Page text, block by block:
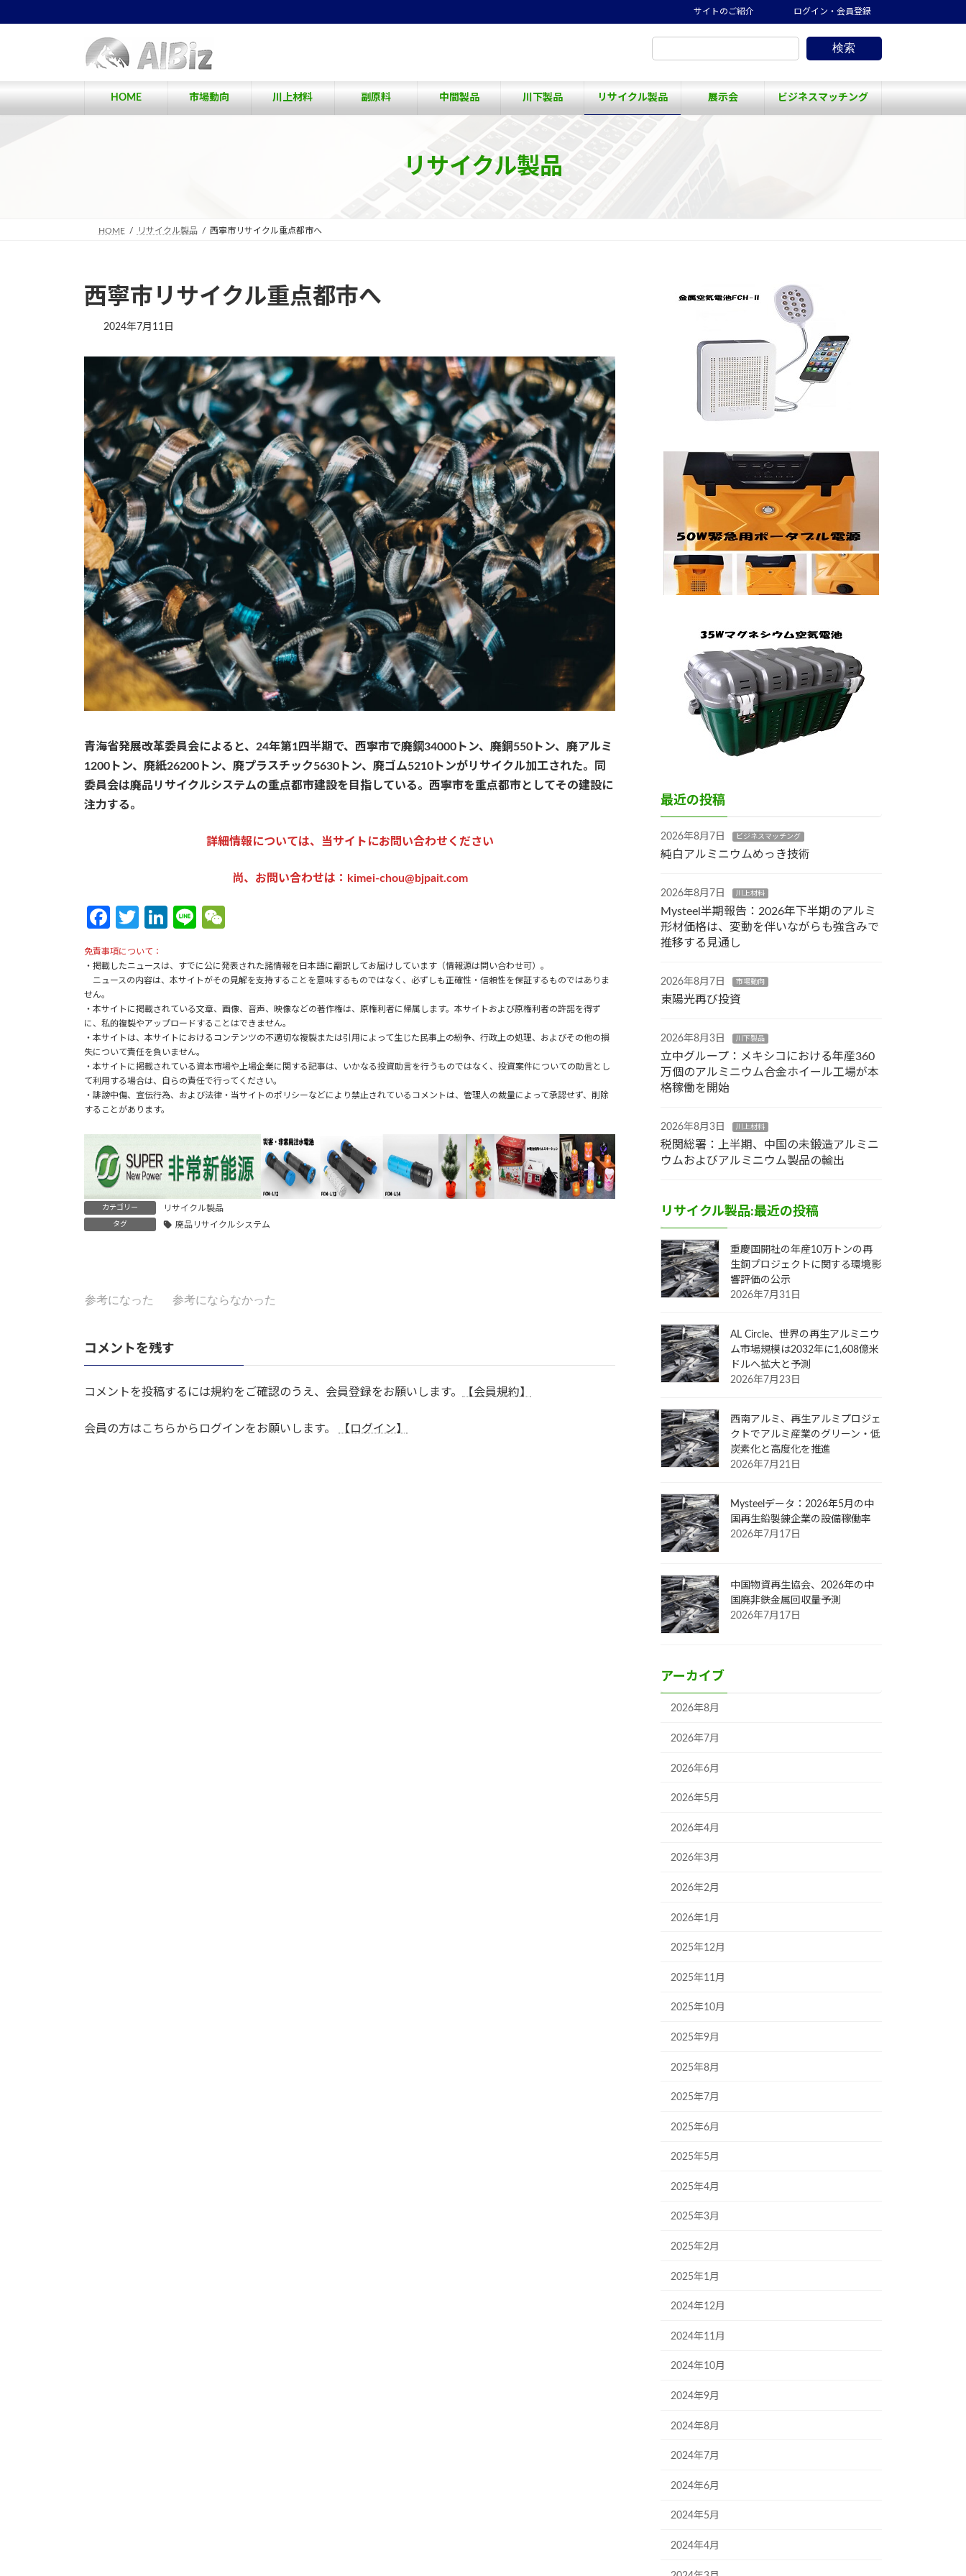
ン
ス
ビ
ン
サイトのご紹介 ログイン・会員登録
検索
HOME 市場動向 川上材料 副原料 中間製品 川下製品 リサイクル製品 展示会 ビジネスマッチング
リサイクル製品
HOME リサイクル製品 西寧市リサイクル重点都市へ
西寧市リサイクル重点都市へ
2024年7月11日
青海省発展改革委員会によると、24年第1四半期で、西寧市で廃鋼34000トン、廃銅550トン、廃アルミ
1200トン、廃紙26200トン、廃プラスチック5630トン、廃ゴム5210トンがリサイクル加工された。同
委員会は廃品リサイクルシステムの重点都市建設を目指している。西寧市を重点都市としてその建設に
注力する。
詳細情報については、当サイトにお問い合わせください
尚、お問い合わせは：kimei-chou@bjpait.com
Fa
b
o
o
k
T
itt
er
Li
ke
dI
n
Li
e
C
h
at
免責事項について：
・掲載したニュースは、すでに公に発表された諸情報を日本語に翻訳してお届けしています（情報源は問い合わせ可）。
ニュースの内容は、本サイトがその見解を支持することを意味するものではなく、必ずしも正確性・信頼性を保証するものではありま
せん。
・本サイトに掲載されている文章、画像、音声、映像などの著作権は、原権利者に帰属します。本サイトおよび原権利者の許諾を得ず
に、私的複製やアップロードすることはできません。
・本サイトは、本サイトにおけるコンテンツの不適切な複製または引用によって生じた民事上の紛争、行政上の処理、およびその他の損
失について責任を負いません。
・本サイトに掲載されている資本市場や上場企業に関する記事は、いかなる投資助言を行うものではなく、投資案件についての助言とし
て利用する場合は、自らの責任で行ってください。
・誹謗中傷、宣伝行為、および法律・当サイトのポリシーなどにより禁止されているコメントは、管理人の裁量によって承認せず、削除
することがあります。
カテゴリー リサイクル製品
タグ 廃品リサイクルシステム
参考になった 参考にならなかった
コメントを残す
コメントを投稿するには規約をご確認のうえ、会員登録をお願いします。 【会員規約】
会員の方はこちらからログインをお願いします。 【ログイン】
最近の投稿
2026年8月7日 ビジネスマッチング
純白アルミニウムめっき技術
2026年8月7日 川上材料
Mysteel半期報告：2026年下半期のアルミ
形材価格は、変動を伴いながらも強含みで
推移する見通し
2026年8月7日 市場動向
東陽光再び投資
2026年8月3日 川下製品
立中グループ：メキシコにおける年産360
万個のアルミニウム合金ホイール工場が本
格稼働を開始
2026年8月3日 川上材料
税関総署：上半期、中国の未鍛造アルミニ
ウムおよびアルミニウム製品の輸出
リサイクル製品:最近の投稿
重慶国開社の年産10万トンの再
生銅プロジェクトに関する環境影
響評価の公示
2026年7月31日
AL Circle、世界の再生アルミニウ
ム市場規模は2032年に1,608億米
ドルへ拡大と予測
2026年7月23日
西南アルミ、再生アルミプロジェ
クトでアルミ産業のグリーン・低
炭素化と高度化を推進
2026年7月21日
Mysteelデータ：2026年5月の中
国再生鉛製錬企業の設備稼働率
2026年7月17日
中国物資再生協会、2026年の中
国廃非鉄金属回収量予測
2026年7月17日
アーカイブ
2026年8月
2026年7月
2026年6月
2026年5月
2026年4月
2026年3月
2026年2月
2026年1月
2025年12月
2025年11月
2025年10月
2025年9月
2025年8月
2025年7月
2025年6月
2025年5月
2025年4月
2025年3月
2025年2月
2025年1月
2024年12月
2024年11月
2024年10月
2024年9月
2024年8月
2024年7月
2024年6月
2024年5月
2024年4月